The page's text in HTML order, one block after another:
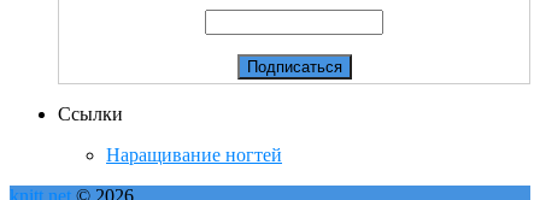
Ссылки
Наращивание ногтей
knitt.net © 2026